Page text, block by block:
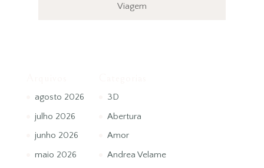
Viagem
agosto 2026
julho 2026
junho 2026
maio 2026
3D
Abertura
Amor
Andrea Velame